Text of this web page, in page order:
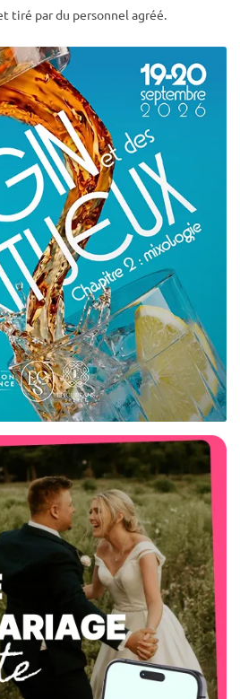
tiré par du personnel agréé.